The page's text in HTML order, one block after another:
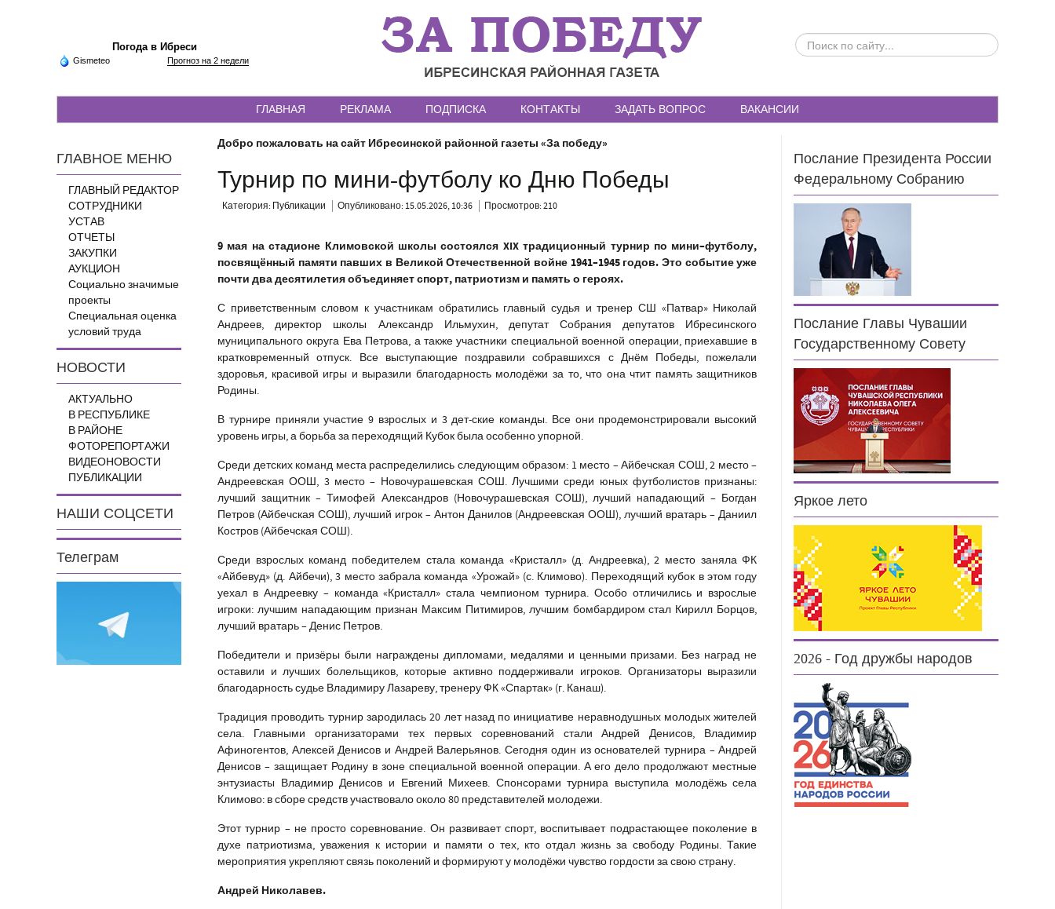
Погода в Ибреси
Gismeteo Прогноз на 2 недели
ПОИСК
ПО
ГЛАВНАЯ РЕКЛАМА ПОДПИСКА КОНТАКТЫ ЗАДАТЬ ВОПРОС ВАКАНСИИ
ГЛАВНОЕ МЕНЮ
ГЛАВНЫЙ РЕДАКТОР
СОТРУДНИКИ
УСТАВ
ОТЧЕТЫ
ЗАКУПКИ
АУКЦИОН
Социально значимые
проекты
Специальная оценка
условий труда
НОВОСТИ
АКТУАЛЬНО
В РЕСПУБЛИКЕ
В РАЙОНЕ
ФОТОРЕПОРТАЖИ
ВИДЕОНОВОСТИ
ПУБЛИКАЦИИ
НАШИ СОЦСЕТИ
Телеграм
Добро пожаловать на сайт Ибресинской районной газеты «За победу»
Турнир по мини-футболу ко Дню Победы
Категория: Публикации Опубликовано: 15.05.2026, 10:36 Просмотров: 210
9 мая на стадионе Климовской школы состоялся XIX традиционный турнир по мини–футболу,
посвящённый памяти павших в Великой Отечественной войне 1941–1945 годов. Это событие уже
почти два десятилетия объединяет спорт, патриотизм и память о героях.
С приветственным словом к участникам обратились главный судья и тренер СШ «Патвар» Николай
Андреев, директор школы Александр Ильмухин, депутат Собрания депутатов Ибресинского
муниципального округа Ева Петрова, а также участники специальной военной операции, приехавшие в
кратковременный отпуск. Все выступающие поздравили собравшихся с Днём Победы, пожелали
здоровья, красивой игры и выразили благодарность молодёжи за то, что она чтит память защитников
Родины.
В турнире приняли участие 9 взрослых и 3 дет-ские команды. Все они продемонстрировали высокий
уровень игры, а борьба за переходящий Кубок была особенно упорной.
Среди детских команд места распределились следующим образом: 1 место – Айбечская СОШ, 2 место –
Андреевская ООШ, 3 место – Новочурашевская СОШ. Лучшими среди юных футболистов признаны:
лучший защитник – Тимофей Александров (Новочурашевская СОШ), лучший нападающий – Богдан
Петров (Айбечская СОШ), лучший игрок – Антон Данилов (Андреевская ООШ), лучший вратарь – Даниил
Костров (Айбечская СОШ).
Среди взрослых команд победителем стала команда «Кристалл» (д. Андреевка), 2 место заняла ФК
«Айбевуд» (д. Айбечи), 3 место забрала команда «Урожай» (с. Климово). Переходящий кубок в этом году
уехал в Андреевку – команда «Кристалл» стала чемпионом турнира. Особо отличились и взрослые
игроки: лучшим нападающим признан Максим Питимиров, лучшим бомбардиром стал Кирилл Борцов,
лучший вратарь – Денис Петров.
Победители и призёры были награждены дипломами, медалями и ценными призами. Без наград не
оставили и лучших болельщиков, которые активно поддерживали игроков. Организаторы выразили
благодарность судье Владимиру Лазареву, тренеру ФК «Спартак» (г. Канаш).
Традиция проводить турнир зародилась 20 лет назад по инициативе неравнодушных молодых жителей
села. Главными организаторами тех первых соревнований стали Андрей Денисов, Владимир
Афиногентов, Алексей Денисов и Андрей Валерьянов. Сегодня один из основателей турнира – Андрей
Денисов – защищает Родину в зоне специальной военной операции. А его дело продолжают местные
энтузиасты Владимир Денисов и Евгений Михеев. Спонсорами турнира выступила молодёжь села
Климово: в сборе средств участвовало около 80 представителей молодежи.
Этот турнир – не просто соревнование. Он развивает спорт, воспитывает подрастающее поколение в
духе патриотизма, уважения к истории и памяти о тех, кто отдал жизнь за свободу Родины. Такие
мероприятия укрепляют связь поколений и формируют у молодёжи чувство гордости за свою страну.
Андрей Николавев.
Послание Президента России
Федеральному Собранию
Послание Главы Чувашии
Государственному Совету
Яркое лето
2026 - Год дружбы народов